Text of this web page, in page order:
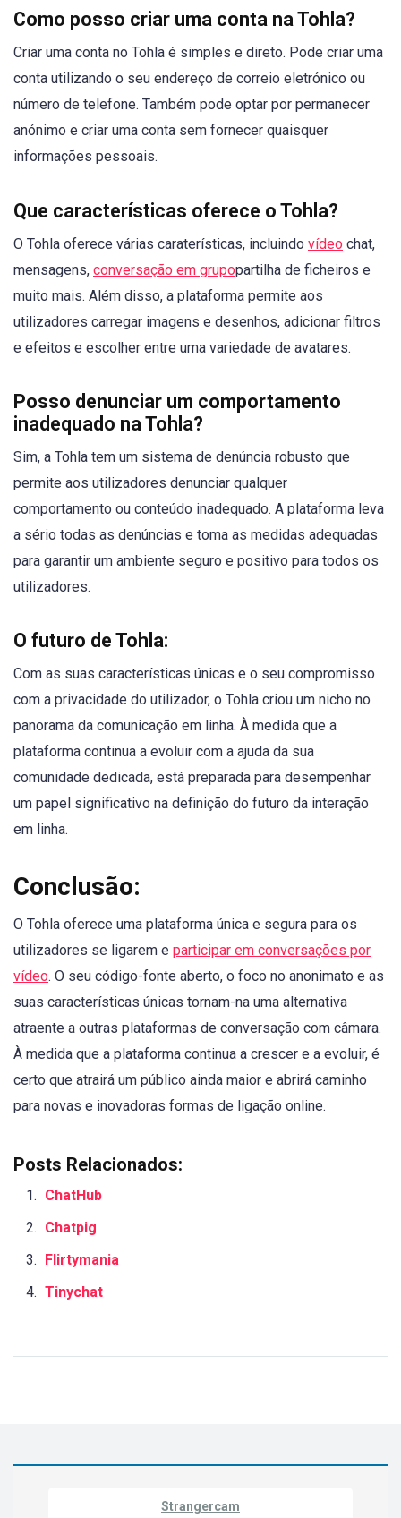
Como posso criar uma conta na Tohla?
Criar uma conta no Tohla é simples e direto. Pode criar uma
conta utilizando o seu endereço de correio eletrónico ou
número de telefone. Também pode optar por permanecer
anónimo e criar uma conta sem fornecer quaisquer
informações pessoais.
Que características oferece o Tohla?
O Tohla oferece várias caraterísticas, incluindo vídeo chat,
mensagens, conversação em grupopartilha de ficheiros e
muito mais. Além disso, a plataforma permite aos
utilizadores carregar imagens e desenhos, adicionar filtros
e efeitos e escolher entre uma variedade de avatares.
Posso denunciar um comportamento
inadequado na Tohla?
Sim, a Tohla tem um sistema de denúncia robusto que
permite aos utilizadores denunciar qualquer
comportamento ou conteúdo inadequado. A plataforma leva
a sério todas as denúncias e toma as medidas adequadas
para garantir um ambiente seguro e positivo para todos os
utilizadores.
O futuro de Tohla:
Com as suas características únicas e o seu compromisso
com a privacidade do utilizador, o Tohla criou um nicho no
panorama da comunicação em linha. À medida que a
plataforma continua a evoluir com a ajuda da sua
comunidade dedicada, está preparada para desempenhar
um papel significativo na definição do futuro da interação
em linha.
Conclusão:
O Tohla oferece uma plataforma única e segura para os
utilizadores se ligarem e participar em conversações por
vídeo. O seu código-fonte aberto, o foco no anonimato e as
suas características únicas tornam-na uma alternativa
atraente a outras plataformas de conversação com câmara.
À medida que a plataforma continua a crescer e a evoluir, é
certo que atrairá um público ainda maior e abrirá caminho
para novas e inovadoras formas de ligação online.
Posts Relacionados:
ChatHub
Chatpig
Flirtymania
Tinychat
Strangercam